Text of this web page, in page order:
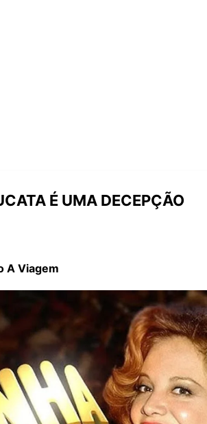
É UMA DECEPÇÃO
A Viagem